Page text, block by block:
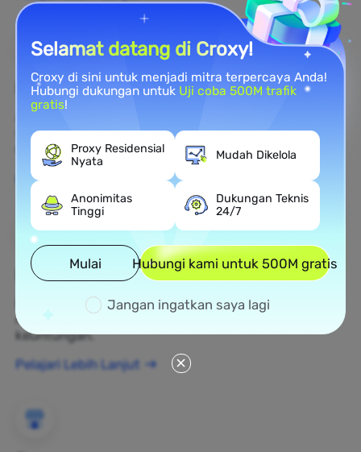
Perlindungan Merek
Anda dapat memantau opini publik merek Anda di
web secara real time dengan menggunakan proxy
residensial.
Pelajari Lebih Lanjut
Pengumpulan Data Web
Kumpulkan data yang belum ditemukan dan ubah
menjadi keputusan bisnis yang menghasilkan
keuntungan.
Pelajari Lebih Lanjut
Selamat datang di Croxy!
Croxy di sini untuk menjadi mitra terpercaya Anda!
Hubungi dukungan untuk Uji coba 500M trafik
gratis!
Proxy Residensial
Nyata
Mudah Dikelola
Anonimitas
Tinggi
Dukungan Teknis
24/7
Mulai Hubungi kami untuk 500M gratis
Jangan ingatkan saya lagi